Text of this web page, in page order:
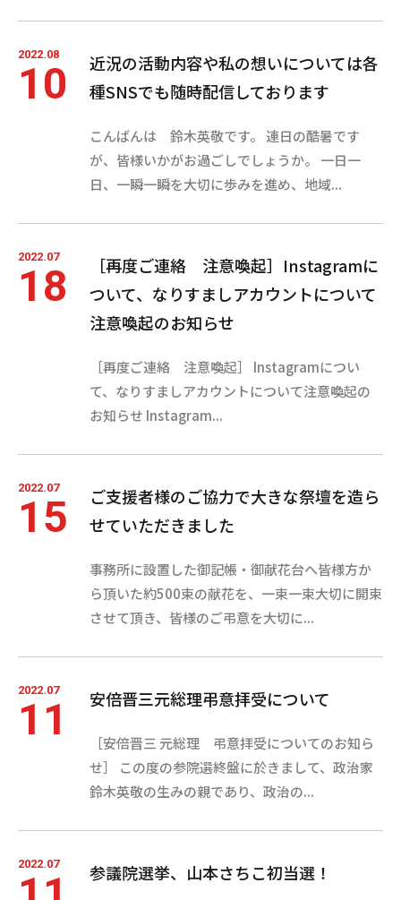
2022.08
10
近況の活動内容や私の想いについては各
種SNSでも随時配信しております
こんばんは 鈴木英敬です。 連日の酷暑です
が、皆様いかがお過ごしでしょうか。 一日一
日、一瞬一瞬を大切に歩みを進め、地域...
2022.07
18
［再度ご連絡 注意喚起］Instagramに
ついて、なりすましアカウントについて
注意喚起のお知らせ
［再度ご連絡 注意喚起］ Instagramについ
て、なりすましアカウントについて注意喚起の
お知らせ Instagram...
2022.07
15
ご支援者様のご協力で大きな祭壇を造ら
せていただきました
事務所に設置した御記帳・御献花台へ皆様方か
ら頂いた約500束の献花を、一束一束大切に開束
させて頂き、皆様のご弔意を大切に...
2022.07
11 安倍晋三元総理弔意拝受について
［安倍晋三 元総理 弔意拝受についてのお知ら
せ］ この度の参院選終盤に於きまして、政治家
鈴木英敬の生みの親であり、政治の...
2022.07 参議院選挙、山本さちこ初当選！